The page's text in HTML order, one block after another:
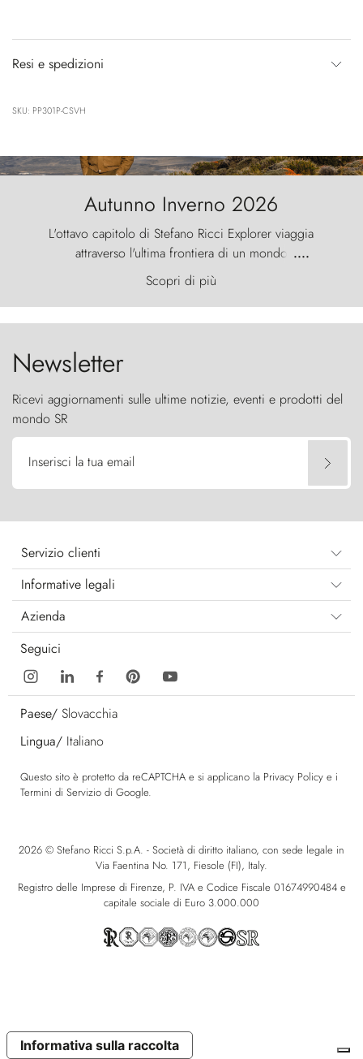
Resi e spedizioni
SKU: PP301P-CSVH
Autunno Inverno 2026
L'ottavo capitolo di Stefano Ricci Explorer viaggia
attraverso l'ultima frontiera di un mondo
primordiale, dove il vento scolpisce la natura con
furia ancestrale e le Torres del Paine sfidano il
cielo come sentinelle di pietra.
....
Scopri di più
Newsletter
Ricevi aggiornamenti sulle ultime notizie, eventi e prodotti del
mondo SR
Inserisci la tua email
Servizio clienti
Informative legali
Azienda
Seguici
Paese/ Slovacchia
Lingua/ Italiano
Questo sito è protetto da reCAPTCHA e si applicano la Privacy Policy e i
Termini di Servizio di Google.
2026 © Stefano Ricci S.p.A. - Società di diritto italiano, con sede legale in
Via Faentina No. 171, Fiesole (FI), Italy.
Registro delle Imprese di Firenze, P. IVA e Codice Fiscale 01674990484 e
capitale sociale di Euro 3.000.000
Informativa sulla raccolta